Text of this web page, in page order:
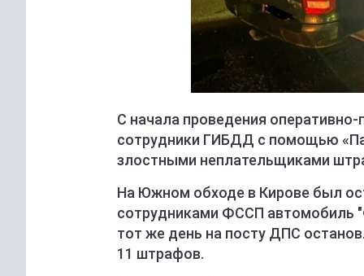
С начала проведения
сотрудники ГИБДД с помощью
злостными неплательщиками
На Южном обходе в Кирове был
сотрудниками ФССП автомобиль
тот же день на посту ДПС
11 штрафов.